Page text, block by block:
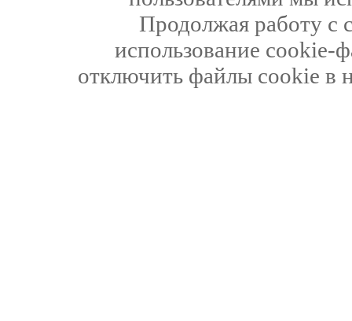
Продолжая работу с
использование cookie-
отключить файлы cookie в